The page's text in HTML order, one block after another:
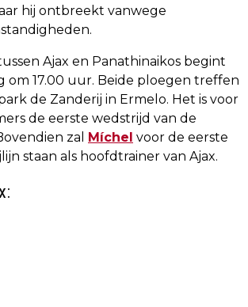
hij ontbreekt vanwege
Ajax en Panathinaikos begint
om 17.00 uur. Beide ploegen treffen
de Zanderij in Ermelo. Het is voor
de eerste wedstrijd van de
zal Míchel voor de eerste
staan als hoofdtrainer van Ajax.